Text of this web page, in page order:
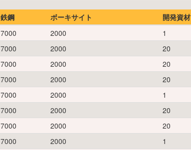
鉄鋼 ボーキサイト 開発資材
7000 2000 1
7000 2000 20
7000 2000 20
7000 2000 20
7000 2000 1
7000 2000 20
7000 2000 20
7000 2000 1